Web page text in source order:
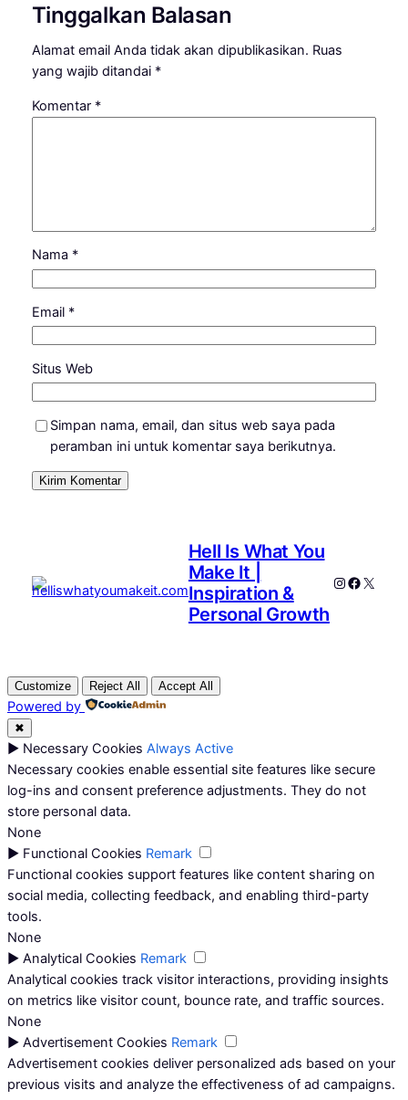
Tinggalkan Balasan
Alamat email Anda tidak akan dipublikasikan. Ruas
yang wajib ditandai *
Komentar *
Nama *
Email *
Situs Web
Simpan nama, email, dan situs web saya pada
peramban ini untuk komentar saya berikutnya.
Hell Is What You
Make It |
Inspiration &
Personal Growth
Instagram
X
Customize Reject All Accept All
Powered by
✖
► Necessary Cookies Always Active
Necessary cookies enable essential site features like secure
log-ins and consent preference adjustments. They do not
store personal data.
None
► Functional Cookies Remark
Functional cookies support features like content sharing on
social media, collecting feedback, and enabling third-party
tools.
None
► Analytical Cookies Remark
Analytical cookies track visitor interactions, providing insights
on metrics like visitor count, bounce rate, and traffic sources.
None
► Advertisement Cookies Remark
Advertisement cookies deliver personalized ads based on your
previous visits and analyze the effectiveness of ad campaigns.